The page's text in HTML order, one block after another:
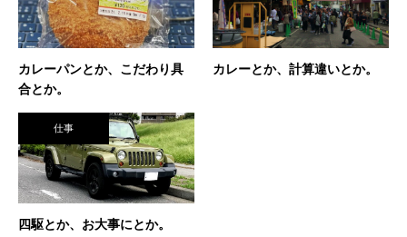
が、今に至り、テニスで生きているという不思
議な人生。 テニスを軸にたくさん勉強させても
らったことを駆使して、 テニス業界、スポーツ
ビジネス界で生きている今現在。 座右の銘は
カレーパンとか、こだわり具
合とか。
カレーとか、計算違いとか。
仕事
四駆とか、お大事にとか。